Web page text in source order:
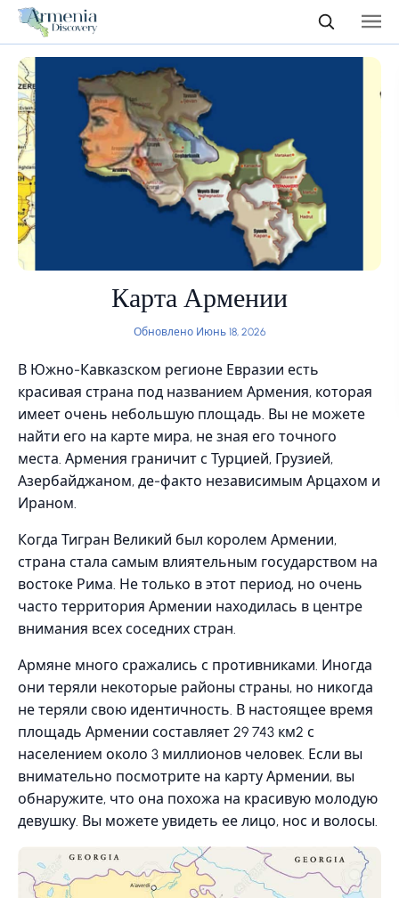
Карта Армении
Обновлено Июнь 18, 2026
В Южно-Кавказском регионе Евразии есть
красивая страна под названием Армения, которая
имеет очень небольшую площадь. Вы не можете
найти его на карте мира, не зная его точного
места. Армения граничит с Турцией, Грузией,
Азербайджаном, де-факто независимым Арцахом и
Ираном.
Когда Тигран Великий был королем Армении,
страна стала самым влиятельным государством на
востоке Рима. Не только в этот период, но очень
часто территория Армении находилась в центре
внимания всех соседних стран.
Армяне много сражались с противниками. Иногда
они теряли некоторые районы страны, но никогда
не теряли свою идентичность. В настоящее время
площадь Армении составляет 29 743 км2 с
населением около 3 миллионов человек. Если вы
внимательно посмотрите на карту Армении, вы
обнаружите, что она похожа на красивую молодую
девушку. Вы можете увидеть ее лицо, нос и волосы.